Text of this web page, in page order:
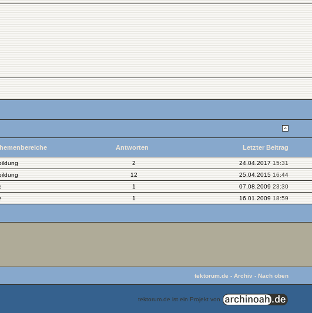
Antworten Letzter Beitrag
2 24.04.2017 15:31
12 25.04.2015 16:44
1 07.08.2009 23:30
1 16.01.2009 18:59
tektorum.de - Archiv - Nach oben
tektorum.de ist ein Projekt von